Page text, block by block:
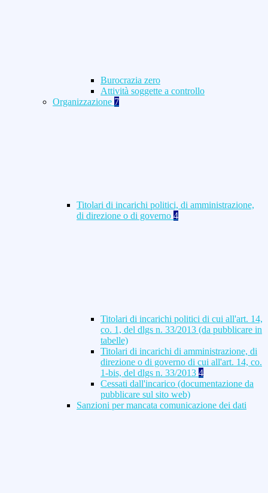
Burocrazia zero
Attività soggette a controllo
Organizzazione 7
Titolari di incarichi politici, di amministrazione,
di direzione o di governo 4
Titolari di incarichi politici di cui all'art. 14,
co. 1, del dlgs n. 33/2013 (da pubblicare in
tabelle)
Titolari di incarichi di amministrazione, di
direzione o di governo di cui all'art. 14, co.
1-bis, del dlgs n. 33/2013 4
Cessati dall'incarico (documentazione da
pubblicare sul sito web)
Sanzioni per mancata comunicazione dei dati